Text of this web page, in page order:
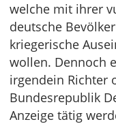
welche mit ihrer
deutsche
kriegerische
wollen. Dennoch
irgendein Richter
Bundesrepublik
Anzeige tätig